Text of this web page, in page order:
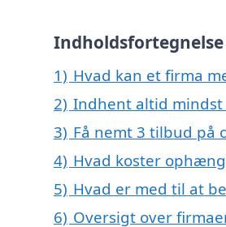
Indholdsfortegnelse
1) Hvad kan et firma
2) Indhent altid
3) Få nemt 3 tilbud
4) Hvad koster
5) Hvad er med til at
6) Oversigt over